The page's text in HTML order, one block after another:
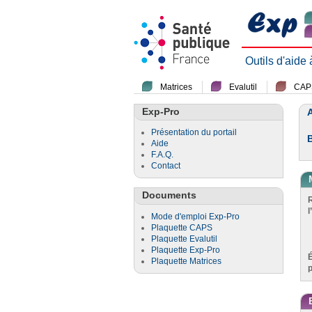
Outils d'aide
Matrices Evalutil
Exp-Pro
Présentation du portail
Aide
F.A.Q.
Contact
Documents
Mode d'emploi Exp-Pro
Plaquette CAPS
Plaquette Evalutil
Plaquette Exp-Pro
Plaquette Matrices